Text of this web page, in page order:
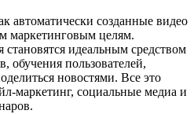
автоматически созданные видео
маркетинговым целям.
идеальным средством
обучения пользователей,
новостями. Все это
маркетинг, социальные медиа и